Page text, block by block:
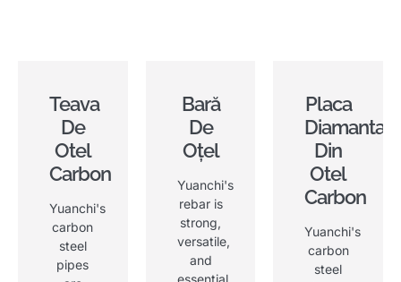
Teava
De
Otel
Carbon
Yuanchi's
carbon
steel
pipes
Bară
De
Oțel
Yuanchi's
rebar is
strong,
versatile,
and
essential
Placa
Diamantata
Din
Otel
Carbon
Yuanchi's
carbon
steel